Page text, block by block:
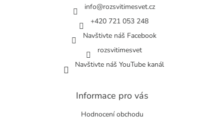
info@rozsvitimesvet.cz
+420 721 053 248
Navštivte náš Facebook
rozsvitimesvet
Navštivte náš YouTube kanál
Informace pro vás
Hodnocení obchodu